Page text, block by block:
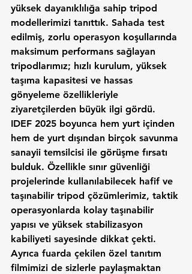
yüksek dayanıklılığa sahip tripod
modellerimizi tanıttık. Sahada test
edilmiş, zorlu operasyon koşullarında
maksimum performans sağlayan
tripodlarımız; hızlı kurulum, yüksek
taşıma kapasitesi ve hassas
gönyeleme özellikleriyle
ziyaretçilerden büyük ilgi gördü.
IDEF 2025 boyunca hem yurt içinden
hem de yurt dışından birçok savunma
sanayii temsilcisi ile görüşme fırsatı
bulduk. Özellikle sınır güvenliği
projelerinde kullanılabilecek hafif ve
taşınabilir tripod çözümlerimiz, taktik
operasyonlarda kolay taşınabilir
yapısı ve yüksek stabilizasyon
kabiliyeti sayesinde dikkat çekti.
Ayrıca fuarda çekilen özel tanıtım
filmimizi de sizlerle paylaşmaktan